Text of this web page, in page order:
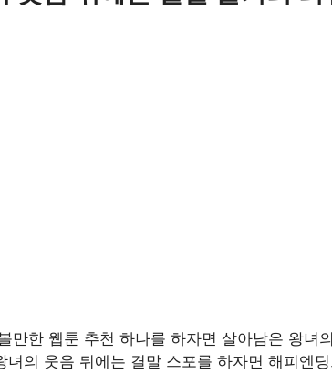
만한 웹툰 추천 하나를 하자면 살아남은 왕녀
의 웃음 뒤에는 결말 스포를 하자면 해피엔